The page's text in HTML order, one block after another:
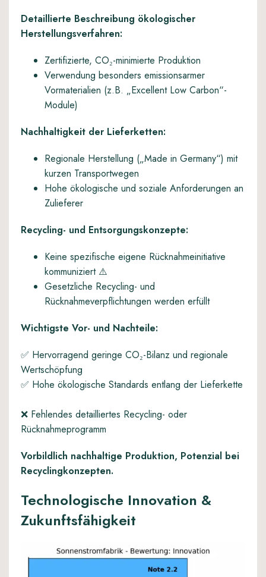
Detaillierte Beschreibung ökologischer
Herstellungsverfahren:
Zertifizierte, CO₂-minimierte Produktion
Verwendung besonders emissionsarmer
Vormaterialien (z.B. „Excellent Low Carbon“-
Module)
Nachhaltigkeit der Lieferketten:
Regionale Herstellung („Made in Germany“) mit
kurzen Transportwegen
Hohe ökologische und soziale Anforderungen an
Zulieferer
Recycling- und Entsorgungskonzepte:
Keine spezifische eigene Rücknahmeinitiative
kommuniziert ⚠️
Gesetzliche Recycling- und
Rücknahmeverpflichtungen werden erfüllt
Wichtigste Vor- und Nachteile:
✅ Hervorragend geringe CO₂-Bilanz und regionale
Wertschöpfung
✅ Hohe ökologische Standards entlang der Lieferkette
❌ Fehlendes detailliertes Recycling- oder
Rücknahmeprogramm
Vorbildlich nachhaltige Produktion, Potenzial bei
Recyclingkonzepten.
Technologische Innovation &
Zukunftsfähigkeit